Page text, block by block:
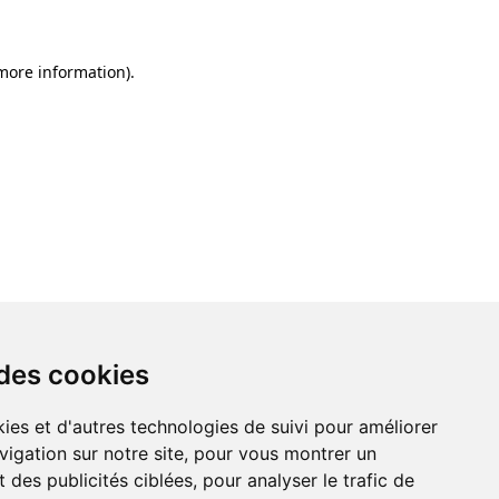
cookies
et d'autres technologies de suivi pour améliorer
sur notre site, pour vous montrer un
des publicités ciblées, pour analyser le trafic de
information).